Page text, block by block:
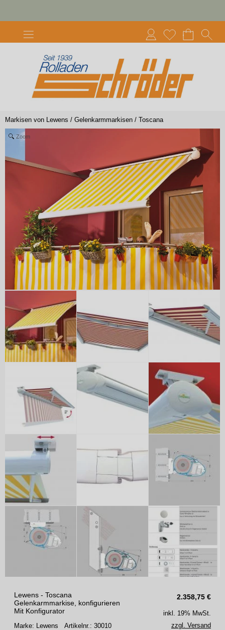
Markisen von Lewens / Gelenkarmmarkisen / Toscana
Zoom
2.358,75 €
Lewens - Toscana
Gelenkarmmarkise, konfigurieren
Mit Konfigurator
Marke: Lewens Artikelnr.: 30010
inkl. 19% MwSt.
zzgl. Versand